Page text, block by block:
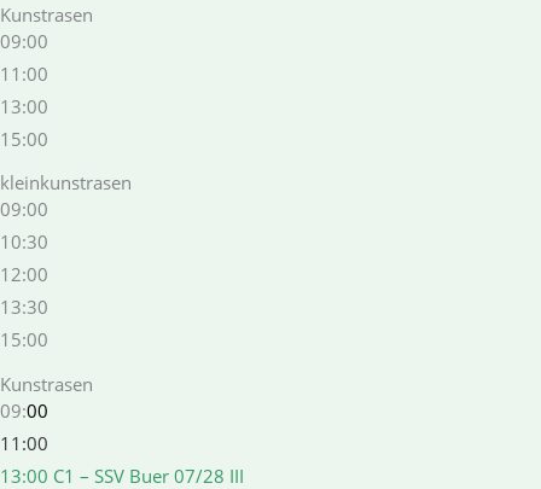
Kunstrasen
09:00
11:00
13:00
15:00
kleinkunstrasen
09:00
10:30
12:00
13:30
15:00
Kunstrasen
09:00
11:00
13:00 C1 – SSV Buer 07/​28 III